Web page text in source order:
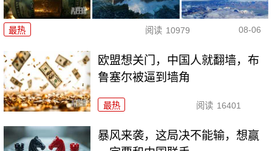
最热 阅读 10979 08-06
欧盟想关门，中国人就翻墙，布
鲁塞尔被逼到墙角
最热 阅读 16401
暴风来袭，这局决不能输，想赢